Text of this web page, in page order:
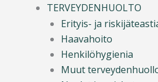
TERVEYDENHUOLTO
Erityis- ja
Haavahoito
Henkilöhygienia
Muut